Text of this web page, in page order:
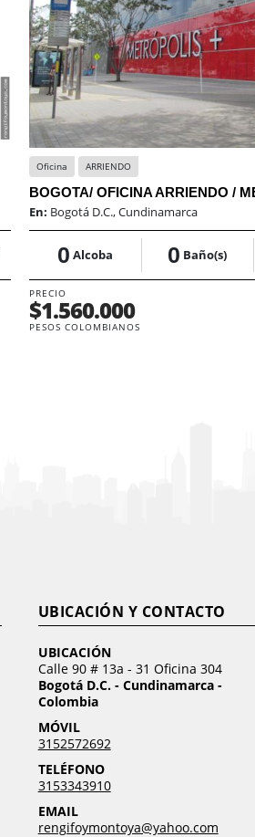
Oficina ARRIENDO
En: Bogotá D.C., Cundinamarca
0 Alcoba 0 Baño(s)
PRECIO
$1.560.000
PESOS COLOMBIANOS
UBICACIÓN Y CONTACTO
UBICACIÓN
Calle 90 # 13a - 31 Oficina 304
Bogotá D.C. - Cundinamarca -
Colombia
MÓVIL
3152572692
TELÉFONO
3153343910
EMAIL
rengifoymontoya@yahoo.com